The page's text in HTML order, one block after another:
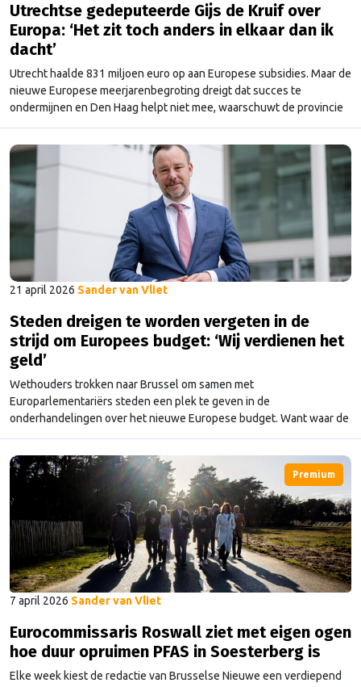
Utrechtse gedeputeerde Gijs de Kruif over
Europa: ‘Het zit toch anders in elkaar dan ik
dacht’
Utrecht haalde 831 miljoen euro op aan Europese subsidies. Maar de
nieuwe Europese meerjarenbegroting dreigt dat succes te
ondermijnen en Den Haag helpt niet mee, waarschuwt de provincie
Utrecht.
21 april 2026 Sander van Vliet
Steden dreigen te worden vergeten in de
strijd om Europees budget: ‘Wij verdienen het
geld’
Wethouders trokken naar Brussel om samen met
Europarlementariërs steden een plek te geven in de
onderhandelingen over het nieuwe Europese budget. Want waar de
landbouwlobby en de regio’s stevig van zich laten horen, dreigen
steden buiten de boot te vallen.
Premium
7 april 2026 Sander van Vliet
Eurocommissaris Roswall ziet met eigen ogen
hoe duur opruimen PFAS in Soesterberg is
Elke week kiest de redactie van Brusselse Nieuwe een verdiepend